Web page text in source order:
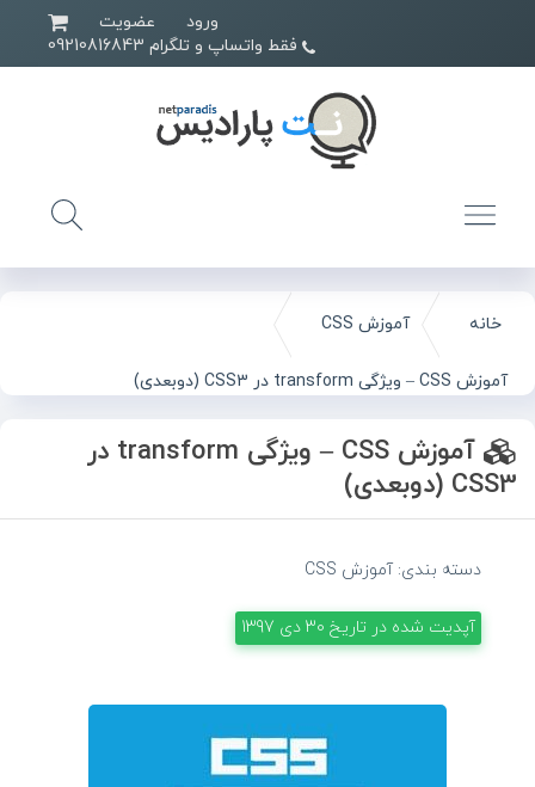
ورود
عضویت
خانه آموزش CSS
آموزش CSS – ویژگی transform در CSS3 (دوبعدی)
آموزش CSS – ویژگی transform در
CSS3 (دوبعدی)
دسته بندی:آموزش CSS
آپدیت شده در تاریخ 30 دی 1397